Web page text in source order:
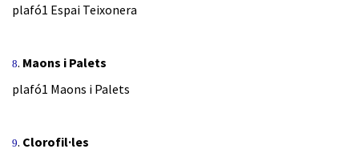
plafó1 Espai Teixonera
8. Maons i Palets
plafó1 Maons i Palets
9. Clorofil·les